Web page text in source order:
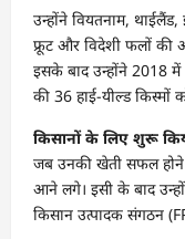
उन्होंने वियतनाम,
फ्रूट और विदेशी फलों की
इसके बाद उन्होंने 2018 में
की 36 हाई-यील्ड किस्मों
किसानों के लिए शुरू
जब उनकी खेती सफल
आने लगे। इसी के बाद
किसान उत्पादक संगठन